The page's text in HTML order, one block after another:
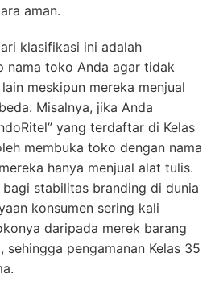
aman.
klasifikasi ini adalah
nama toko Anda agar tidak
meskipun mereka menjual
Misalnya, jika Anda
yang terdaftar di Kelas
membuka toko dengan nama
hanya menjual alat tulis.
stabilitas branding di dunia
konsumen sering kali
daripada merek barang
sehingga pengamanan Kelas 35